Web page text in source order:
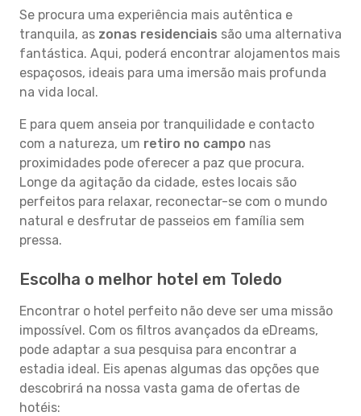
Se procura uma experiência mais autêntica e
tranquila, as zonas residenciais são uma alternativa
fantástica. Aqui, poderá encontrar alojamentos mais
espaçosos, ideais para uma imersão mais profunda
na vida local.
E para quem anseia por tranquilidade e contacto
com a natureza, um retiro no campo nas
proximidades pode oferecer a paz que procura.
Longe da agitação da cidade, estes locais são
perfeitos para relaxar, reconectar-se com o mundo
natural e desfrutar de passeios em família sem
pressa.
Escolha o melhor hotel em Toledo
Encontrar o hotel perfeito não deve ser uma missão
impossível. Com os filtros avançados da eDreams,
pode adaptar a sua pesquisa para encontrar a
estadia ideal. Eis apenas algumas das opções que
descobrirá na nossa vasta gama de ofertas de
hotéis: